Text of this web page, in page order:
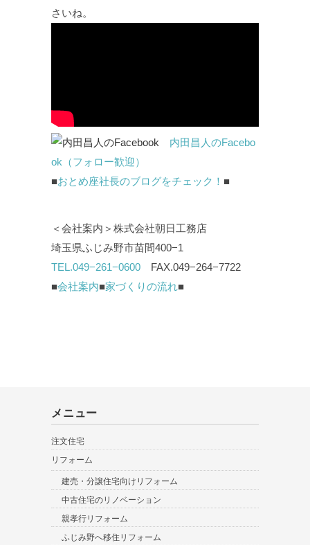
さいね。
内田昌人のFacebo
ok（フォロー歓迎）
■おとめ座社長のブログをチェック！ ■
＜会社案内＞株式会社朝日工務店
埼玉県ふじみ野市苗間400−1
TEL.049−261−0600 FAX.049−264−7722
■会社案内■家づくりの流れ■
メニュー
注文住宅
リフォーム
建売・分譲住宅向けリフォーム
中古住宅のリノベーション
親孝行リフォーム
ふじみ野へ移住リフォーム